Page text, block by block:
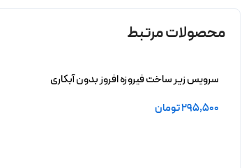
محصولات مرتبط
سرویس زیر ساخت فیروزه افروز بدون آبکاری
295,500تومان